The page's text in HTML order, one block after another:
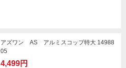
アズワン AS アルミスコップ特大 14988
05
4,499円